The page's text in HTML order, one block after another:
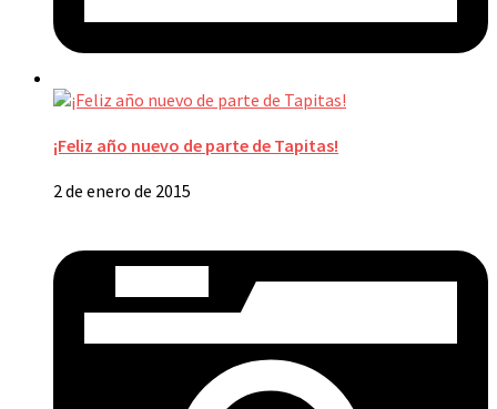
¡Feliz año nuevo de parte de Tapitas!
2 de enero de 2015